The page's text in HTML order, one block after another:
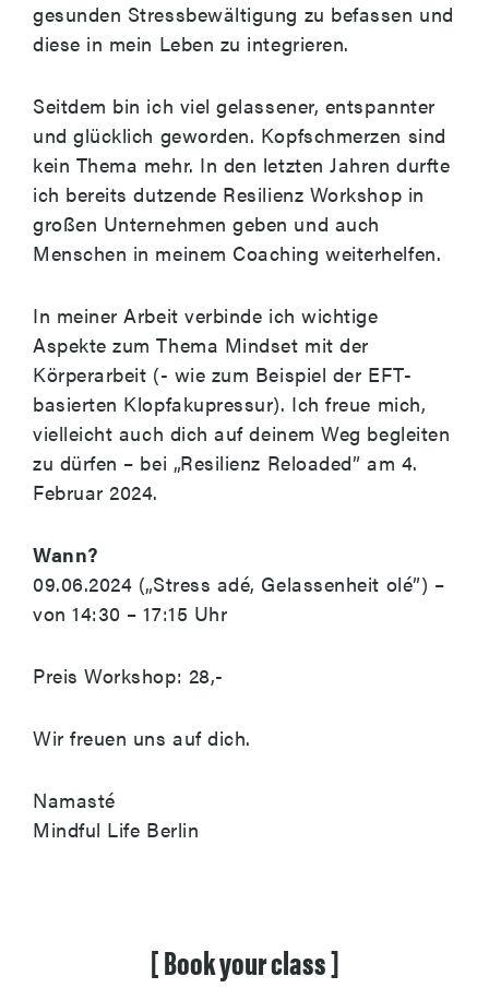
gesunden Stressbewältigung zu befassen und
diese in mein Leben zu integrieren.
Seitdem bin ich viel gelassener, entspannter
und glücklich geworden. Kopfschmerzen sind
kein Thema mehr. In den letzten Jahren durfte
ich bereits dutzende Resilienz Workshop in
großen Unternehmen geben und auch
Menschen in meinem Coaching weiterhelfen.
In meiner Arbeit verbinde ich wichtige
Aspekte zum Thema Mindset mit der
Körperarbeit (- wie zum Beispiel der EFT-
basierten Klopfakupressur). Ich freue mich,
vielleicht auch dich auf deinem Weg begleiten
zu dürfen – bei „Resilienz Reloaded” am 4.
Februar 2024.
Wann?
09.06.2024 („Stress adé, Gelassenheit olé”) –
von 14:30 – 17:15 Uhr
Preis Workshop: 28,-
Wir freuen uns auf dich.
Namasté
Mindful Life Berlin
[Bookyourclass]